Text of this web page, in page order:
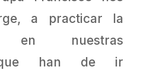
a practicar la
en nuestras
que han de ir